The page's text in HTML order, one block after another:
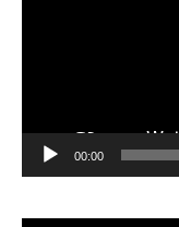
00:00